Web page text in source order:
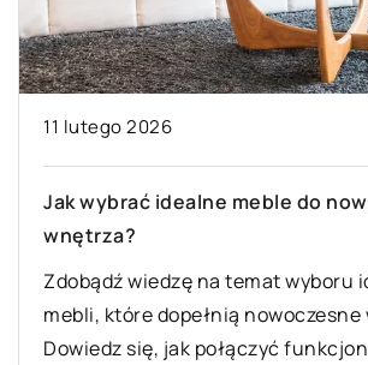
31 grudnia 2023
Jak zaoszczędzić czas i
gotowy projekt domu
Odkryj korzyści płynące z wyboru
projektu domu jednorodzinnego i
jak możesz zaoszczędzić czas i